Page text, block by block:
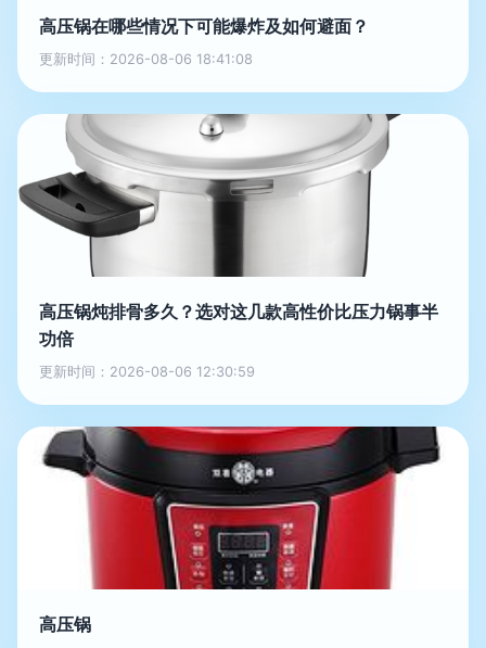
高压锅在哪些情况下可能爆炸及如何避面？
更新时间：2026-08-06 18:41:08
高压锅炖排骨多久？选对这几款高性价比压力锅事半
功倍
更新时间：2026-08-06 12:30:59
高压锅